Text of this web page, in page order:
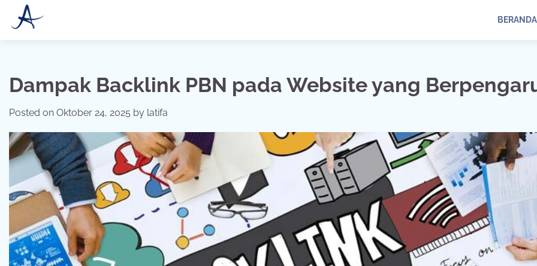
BERANDA
Dampak Backlink PBN pada Website yang
Posted on Oktober 24, 2025 by latifa